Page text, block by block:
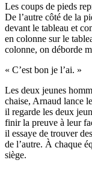
Les coups de pieds
De l’autre côté de la
devant le tableau et
en colonne sur le
colonne, on déborde
« C’est bon je l’ai. »
Les deux jeunes
chaise, Arnaud lance
il regarde les deux
finir la preuve à leur
il essaye de trouver
de l’autre. À chaque
siège.